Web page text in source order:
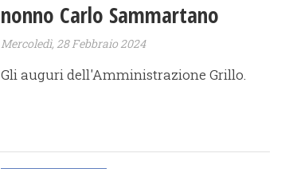
nonno Carlo Sammartano
Mercoledì, 28 Febbraio 2024
Gli auguri dell'Amministrazione Grillo.